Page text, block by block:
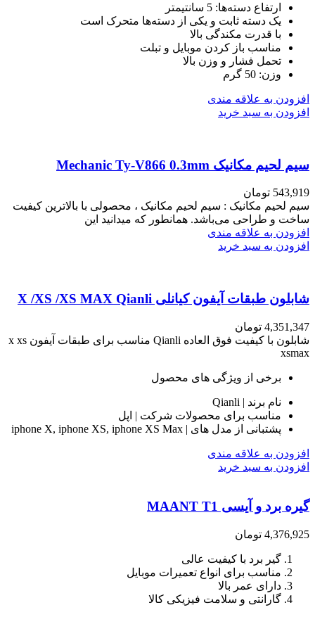
ارتفاع دسته‌ها: 5 سانتیمتر
یک دسته ثابت و یکی از دسته‌ها متحرک است
با قدرت مکندگی بالا
مناسب باز کردن موبایل و تبلت
تحمل فشار و وزن بالا
وزن: 50 گرم
افزودن به علاقه مندی
افزودن به سبد خرید
سیم لحیم مکانیک Mechanic Ty-V866 0.3mm
543,919 تومان
سیم لحیم مکانیک : سیم لحیم مکانیک ، محصولی با بالاترین کیفیت
ساخت و طراحی می‌باشد. همانطور که میدانید این
افزودن به علاقه مندی
افزودن به سبد خرید
شابلون طبقات آیفون کیانلی X /XS /XS MAX Qianli
4,351,347 تومان
شابلون با کیفیت فوق العاده Qianli مناسب برای طبقات آیفون x xs
xsmax
برخی از ویژگی های محصول
نام برند | Qianli
مناسب برای محصولات شرکت | اپل
پشتبانی از مدل های | iphone X, iphone XS, iphone XS Max
افزودن به علاقه مندی
افزودن به سبد خرید
گیره برد و آیسی MAANT T1
4,376,925 تومان
گیر برد با کیفیت عالی
مناسب برای انواع تعمیرات موبایل
دارای عمر بالا
گارانتی و سلامت فیزیکی کالا